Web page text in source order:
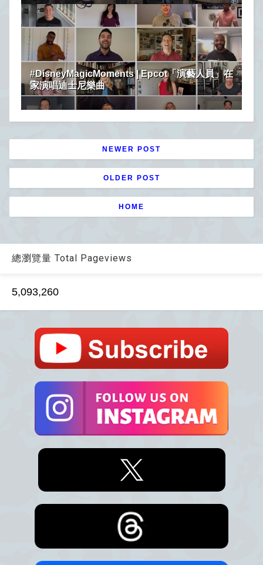
#DisneyMagicMoments | Epcot「演藝人員」在
家演唱迪士尼樂曲
NEWER POST
OLDER POST
HOME
總瀏覽量 Total Pageviews
5,093,260